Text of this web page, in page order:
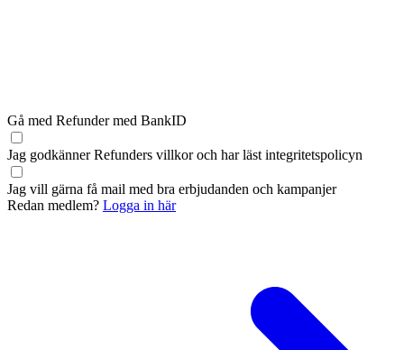
Gå med Refunder med BankID
Jag godkänner Refunders villkoroch har läst integritetspolicyn
Jag vill gärna få mail med bra erbjudanden och kampanjer
Redan medlem? Logga in här